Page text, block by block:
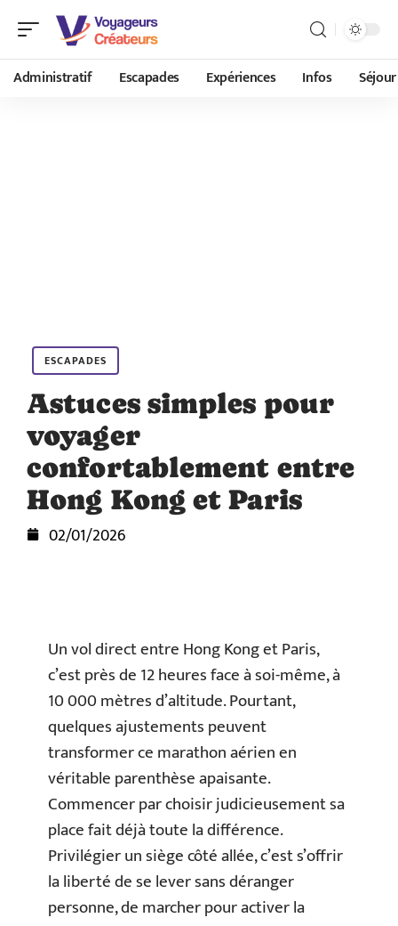
Administratif Escapades Expériences Infos Séjour
ESCAPADES
Astuces simples pour
voyager
confortablement entre
Hong Kong et Paris
02/01/2026
Un vol direct entre Hong Kong et Paris,
c’est près de 12 heures face à soi-même, à
10 000 mètres d’altitude. Pourtant,
quelques ajustements peuvent
transformer ce marathon aérien en
véritable parenthèse apaisante.
Commencer par choisir judicieusement sa
place fait déjà toute la différence.
Privilégier un siège côté allée, c’est s’offrir
la liberté de se lever sans déranger
personne, de marcher pour activer la